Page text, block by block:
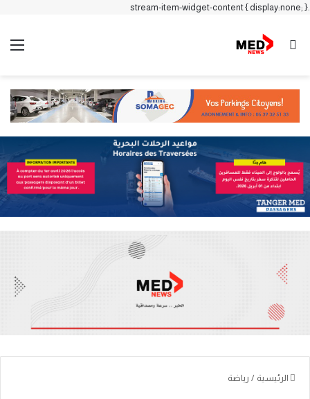
.stream-item-widget-content { display:none; }
بحث عن
الرئيسية / رياضة